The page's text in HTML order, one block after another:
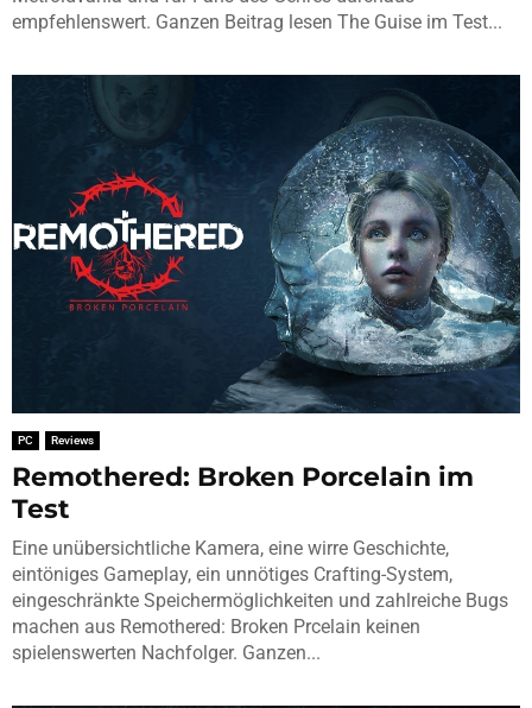
empfehlenswert. Ganzen Beitrag lesen The Guise im Test...
PC Reviews
Remothered: Broken Porcelain im
Test
Eine unübersichtliche Kamera, eine wirre Geschichte,
eintöniges Gameplay, ein unnötiges Crafting-System,
eingeschränkte Speichermöglichkeiten und zahlreiche Bugs
machen aus Remothered: Broken Prcelain keinen
spielenswerten Nachfolger. Ganzen...